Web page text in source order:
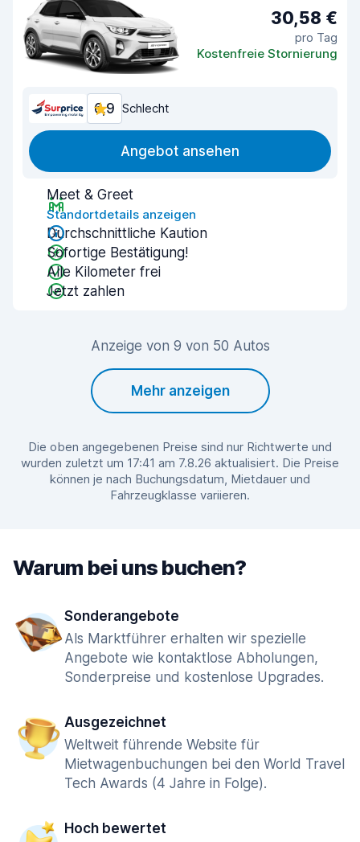
30,58 €
pro Tag
Kostenfreie Stornierung
6,9 Schlecht
Angebot ansehen
Meet & Greet
Standortdetails anzeigen
Durchschnittliche Kaution
Sofortige Bestätigung!
Alle Kilometer frei
Jetzt zahlen
Anzeige von 9 von 50 Autos
Mehr anzeigen
Die oben angegebenen Preise sind nur Richtwerte und
wurden zuletzt um 17:41 am 7.8.26 aktualisiert. Die Preise
können je nach Buchungsdatum, Mietdauer und
Fahrzeugklasse variieren.
Warum bei uns buchen?
Sonderangebote
Als Marktführer erhalten wir spezielle
Angebote wie kontaktlose Abholungen,
Sonderpreise und kostenlose Upgrades.
Ausgezeichnet
Weltweit führende Website für
Mietwagenbuchungen bei den World Travel
Tech Awards (4 Jahre in Folge).
Hoch bewertet